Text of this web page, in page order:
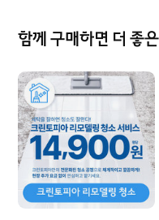
함께 구매하면 더 좋